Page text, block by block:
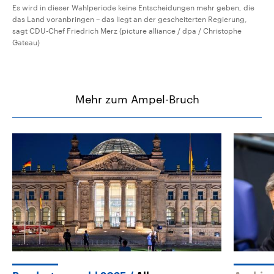
Es wird in dieser Wahlperiode keine Entscheidungen mehr geben, die
das Land voranbringen – das liegt an der gescheiterten Regierung,
sagt CDU-Chef Friedrich Merz (picture alliance / dpa / Christophe
Gateau)
Mehr zum Ampel-Bruch